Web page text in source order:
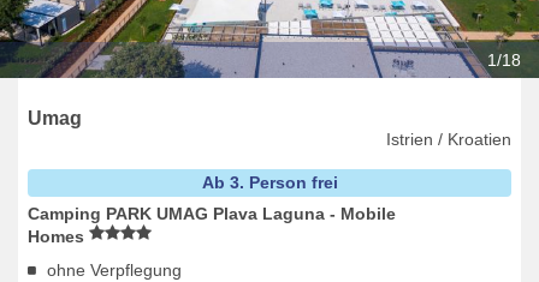
1/18
Umag
Istrien / Kroatien
Ab 3. Person frei
Camping PARK UMAG Plava Laguna - Mobile
Homes
ohne Verpflegung